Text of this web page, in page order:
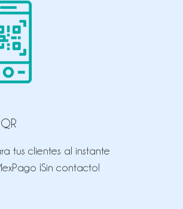
QR
tus clientes al instante
¡Sin contacto!